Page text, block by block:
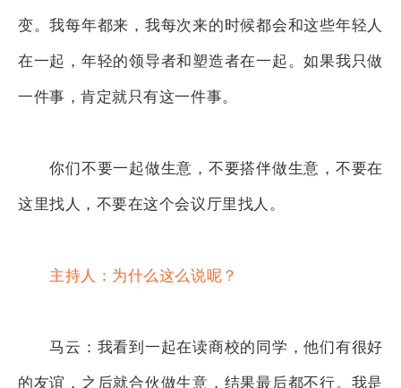
变。我每年都来，我每次来的时候都会和这些年轻人
在一起，年轻的领导者和塑造者在一起。如果我只做
一件事，肯定就只有这一件事。
你们不要一起做生意，不要搭伴做生意，不要在
这里找人，不要在这个会议厅里找人。
主持人：为什么这么说呢？
马云：我看到一起在读商校的同学，他们有很好
的友谊，之后就合伙做生意，结果最后都不行。我是